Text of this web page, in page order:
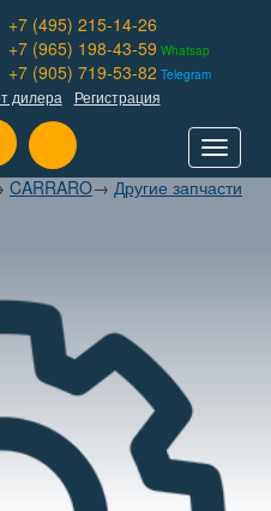
+7 (495) 215-14-26
+7 (965) 198-43-59 Whatsap
+7 (905) 719-53-82 Telegram
дилера Регистрация
Toggle
CARRARO→ Другие запчасти